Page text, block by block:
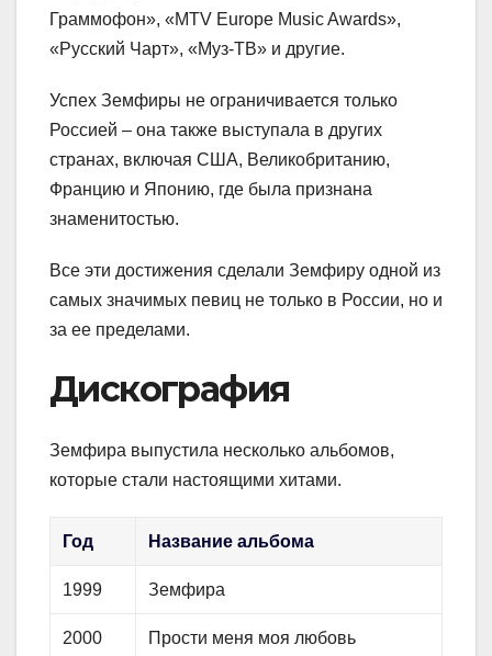
Граммофон», «MTV Europe Music Awards»,
«Русский Чарт», «Муз-ТВ» и другие.
Успех Земфиры не ограничивается только
Россией – она также выступала в других
странах, включая США, Великобританию,
Францию и Японию, где была признана
знаменитостью.
Все эти достижения сделали Земфиру одной из
самых значимых певиц не только в России, но и
за ее пределами.
Дискография
Земфира выпустила несколько альбомов,
которые стали настоящими хитами.
Год Название альбома
1999 Земфира
2000 Прости меня моя любовь